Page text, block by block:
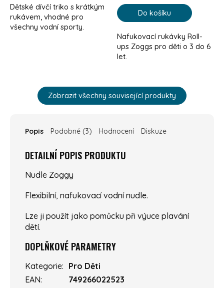
Dětské dívčí triko s krátkým
rukávem, vhodné pro
všechny vodní sporty.
Do košíku
Nafukovací rukávky Roll-
ups Zoggs pro děti o 3 do 6
let.
Zobrazit všechny související produkty
Popis Podobné (3) Hodnocení Diskuze
DETAILNÍ POPIS PRODUKTU
Nudle Zoggy
Flexibilní, nafukovací vodní nudle.
Lze ji použít jako pomůcku při výuce plavání
dětí.
DOPLŇKOVÉ PARAMETRY
Kategorie: Pro Děti
EAN: 749266022523